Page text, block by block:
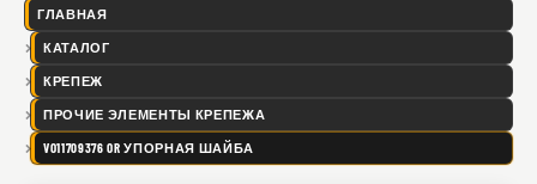
ГЛАВНАЯ
КАТАЛОГ
КРЕПЕЖ
ПРОЧИЕ ЭЛЕМЕНТЫ КРЕПЕЖА
VO11709376 OR УПОРНАЯ ШАЙБА